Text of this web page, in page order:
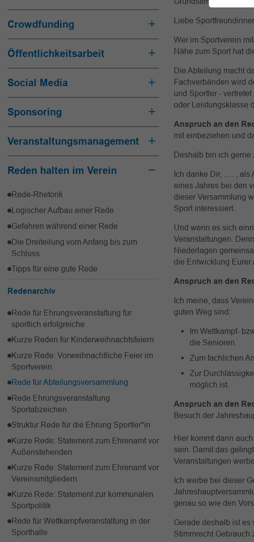
Crowdfunding
Öffentlichkeitsarbeit
Social Media
Sponsoring
Veranstaltungsmanagement
Reden halten im Verein
Rede-Rhetorik
Logischer Aufbau einer Rede
Gefahren während einer Rede
Die Dreiteilung vom Anfang bis zum
Schluss
Tipps für eine gute Rede
Redenarchiv
Rede für Ehrungsveranstaltung für
sportlich erfolgreiche
Kurze Reden für Kinderweihnachtsfeiern
Kurze Rede: Vorweihnachtliche Feier im
Sportverein
Rede für Abteilungsversammlung
Rede Ehrungsveranstaltung
Sportabzeichen
Struktur Rede für die Ehrung Sportler*in
Kurze Rede: Statement zum Ehrenamt vor
Außenstehenden
Kurze Rede: Statement zum Ehrenamt vor
Vereinsmitgliedern
Kurze Rede: Statement zur kommunalen
Sportpolitik
Rede für Wettkampfveranstaltung in der
Sporthalle
Liebe
Wer im Sportverein
Nähe zum Sport hat
Die Abteilung macht
Fachverbänden wird
und Sportler -
oder Leistungsklasse
Anspruch an den
mit einbeziehen und
Deshalb bin ich gerne
Ich danke Dir, ..... ,
eines Jahres bei den
dieser Versammlung
Sport interessiert.
Und wenn es sich
Veranstaltungen.
Niederlagen
die Entwicklung Eurer
Anspruch an den
Ich meine, dass
guten Weg sind:
Im Wettkampf-
die Senioren.
Zum fachlichen
Zur
möglich ist.
Anspruch an den
Besuch der
Hier kommt dann
sein. Damit das
Veranstaltungen
Ich werbe bei dieser
genau so wie den
Gerade deshalb ist es
Stimmrecht Gebrauch